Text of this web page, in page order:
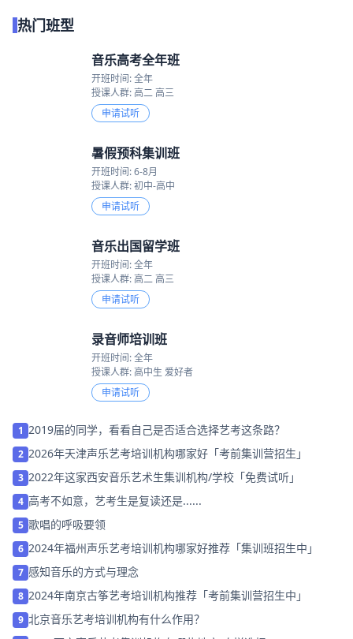
热门班型
音乐高考全年班
开班时间: 全年
授课人群: 高二 高三
申请试听
暑假预科集训班
开班时间: 6-8月
授课人群: 初中-高中
申请试听
音乐出国留学班
开班时间: 全年
授课人群: 高二 高三
申请试听
录音师培训班
开班时间: 全年
授课人群: 高中生 爱好者
申请试听
1 2019届的同学，看看自己是否适合选择艺考这条路？
2 2026年天津声乐艺考培训机构哪家好「考前集训营招生」
3 2022年这家西安音乐艺术生集训机构/学校「免费试听」
4 高考不如意，艺考生是复读还是......
5 歌唱的呼吸要领
6 2024年福州声乐艺考培训机构哪家好推荐「集训班招生中」
7 感知音乐的方式与理念
8 2024年南京古筝艺考培训机构推荐「考前集训营招生中」
9 北京音乐艺考培训机构有什么作用？